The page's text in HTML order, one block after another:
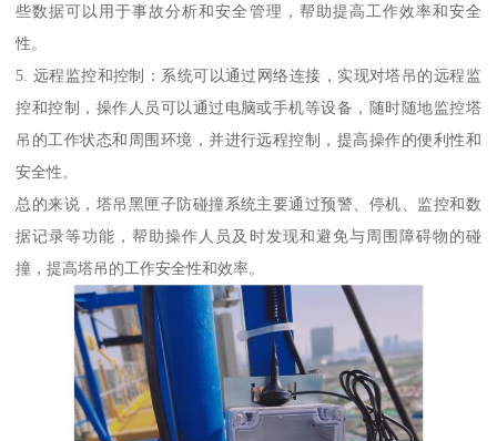
些数据可以用于事故分析和安全管理，帮助提高工作效率和安全
性。
5. 远程监控和控制：系统可以通过网络连接，实现对塔吊的远程监
控和控制，操作人员可以通过电脑或手机等设备，随时随地监控塔
吊的工作状态和周围环境，并进行远程控制，提高操作的便利性和
安全性。
总的来说，塔吊黑匣子防碰撞系统主要通过预警、停机、监控和数
据记录等功能，帮助操作人员及时发现和避免与周围障碍物的碰
撞，提高塔吊的工作安全性和效率。